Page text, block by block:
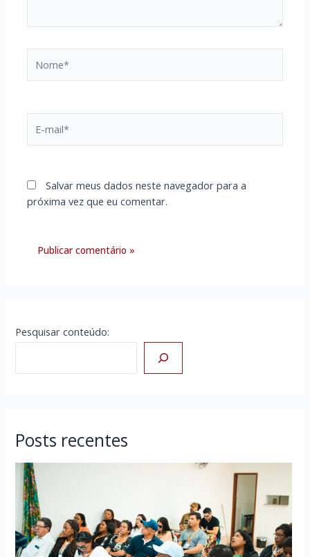
mail*
Salvar meus dados neste navegador para a
próxima vez que eu comentar.
Pesquisar conteúdo:
Posts recentes